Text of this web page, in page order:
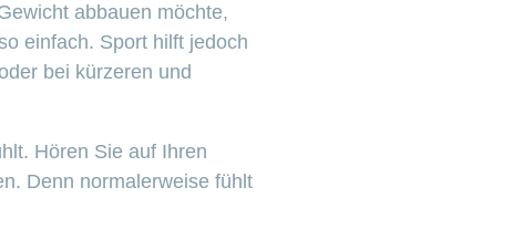
abbauen möchte,
einfach. Sport hilft jedoch
bei kürzeren und
Hören Sie auf Ihren
Denn normalerweise fühlt